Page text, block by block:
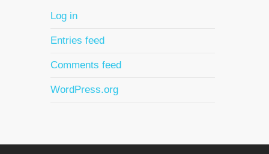
Log in
Entries feed
Comments feed
WordPress.org